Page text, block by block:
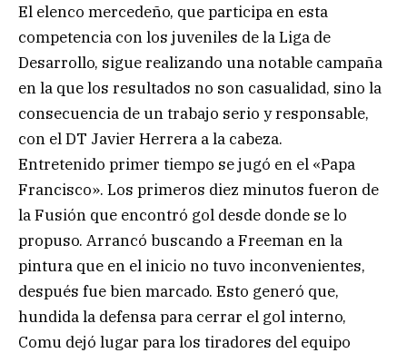
El elenco mercedeño, que participa en esta
competencia con los juveniles de la Liga de
Desarrollo, sigue realizando una notable campaña
en la que los resultados no son casualidad, sino la
consecuencia de un trabajo serio y responsable,
con el DT Javier Herrera a la cabeza.
Entretenido primer tiempo se jugó en el «Papa
Francisco». Los primeros diez minutos fueron de
la Fusión que encontró gol desde donde se lo
propuso. Arrancó buscando a Freeman en la
pintura que en el inicio no tuvo inconvenientes,
después fue bien marcado. Esto generó que,
hundida la defensa para cerrar el gol interno,
Comu dejó lugar para los tiradores del equipo